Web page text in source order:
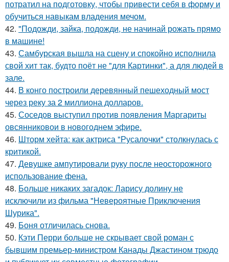
потратил на подготовку, чтобы привести себя в форму и
обучиться навыкам владения мечом.
42. "Подожди, зайка, подожди, не начинай рожать прямо
в машине!
43. Самбурская вышла на сцену и спокойно исполнила
свой хит так, будто поёт не "для Картинки", а для людей в
зале.
44. В конго построили деревянный пешеходный мост
через реку за 2 миллиона долларов.
45. Соседов выступил против появления Маргариты
овсянниковои в новогоднем эфире.
46. Шторм хейта: как актриса "Русалочки" столкнулась с
критикой.
47. Девушке ампутировали руку после неосторожного
использование фена.
48. Больше никаких загадок: Ларису долину не
исключили из фильма "Невероятные Приключения
Шурика".
49. Боня отличилась снова.
50. Кэти Перри больше не скрывает свой роман с
бывшим премьер-министром Канады Джастином трюдо